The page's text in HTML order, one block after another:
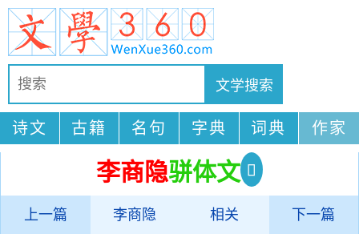
诗文 古籍 名句 字典 词典 作家
李商隐骈体文
上一篇 李商隐 相关 下一篇